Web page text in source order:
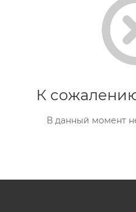
К
В данный момент